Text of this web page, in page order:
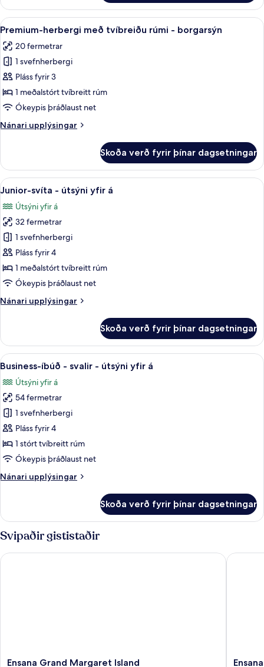
borgarsýn
herbergi
fyrir
tvo,
rúm
Skoða
allar
myndir
fyrir
Premium-
herbergi
með
rúmi
Premium-herbergi með tvíbreiðu
6
Premium-herbergi með tvíbreiðu rúmi - borgarsýn
20 fermetrar
1 svefnherbergi
Pláss fyrir 3
1 meðalstórt tvíbreitt rúm
Ókeypis þráðlaust net
Nánari upplýsingar
Nánari
herbergi
með
tvíbreiðu
-
borgarsýn
Skoða verð fyrir þínar dagsetningar
Skoða
allar
myndir
fyrir
Junior-
svíta
-
útsýni
á
Junior-svíta - útsýni yfir á | 1
5
Junior-svíta - útsýni yfir á
Útsýni yfir á
32 fermetrar
1 svefnherbergi
Pláss fyrir 4
1 meðalstórt tvíbreitt rúm
Ókeypis þráðlaust net
Nánari upplýsingar
Nánari
svíta
útsýni
á
Skoða verð fyrir þínar dagsetningar
Skoða
allar
myndir
fyrir
Business-
íbúð
-
svalir
útsýni
Business-íbúð - svalir - útsýni yfir á |
10
Business-íbúð - svalir - útsýni yfir á
Útsýni yfir á
54 fermetrar
1 svefnherbergi
Pláss fyrir 4
1 stórt tvíbreitt rúm
Ókeypis þráðlaust net
Nánari upplýsingar
Nánari
íbúð
svalir
útsýni
Skoða verð fyrir þínar dagsetningar
Svipaðir gististaðir
Ensana
Ensana Grand Margaret Island
Ensana Grand Margaret Island
Ensana
Ensana